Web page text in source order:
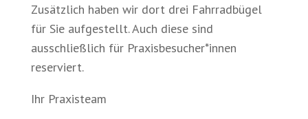
Zusätzlich haben wir dort drei Fahrradbügel
für Sie aufgestellt. Auch diese sind
ausschließlich für Praxisbesucher*innen
reserviert.
Ihr Praxisteam